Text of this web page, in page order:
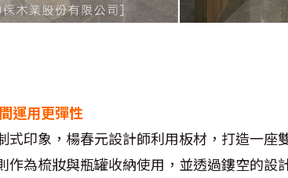
運用更彈性
式印象，楊春元設計師利用板材，打造一座
作為梳妝與瓶罐收納使用，並透過鏤空的設